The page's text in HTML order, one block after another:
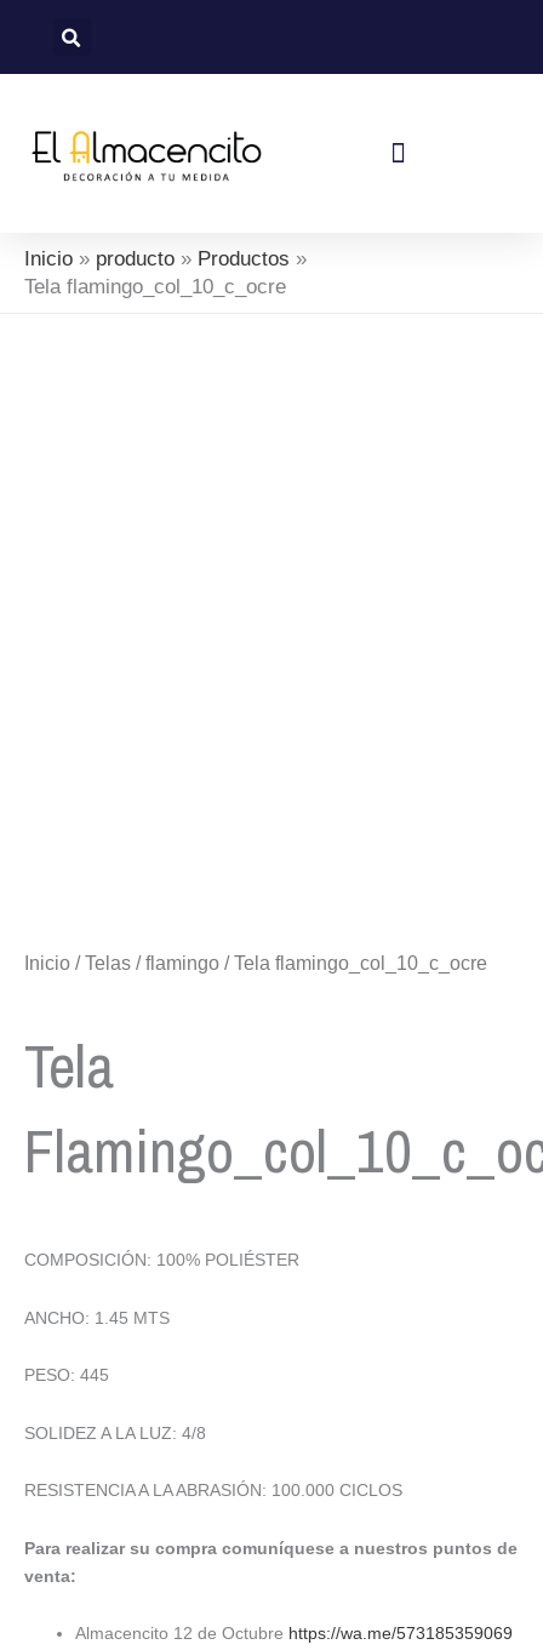
Inicio producto
Productos
Tela flamingo_col_10_c_ocre
Inicio /Telas /flamingo / Tela flamingo_col_10_c_ocre
Tela
COMPOSICIÓN: 100% POLIÉSTER
ANCHO: 1.45 MTS
PESO: 445
SOLIDEZ A LA LUZ: 4/8
RESISTENCIA A LA ABRASIÓN: 100.000 CICLOS
Para realizar su compra comuníquese a nuestros puntos de
venta:
Almacencito 12 de Octubre https://wa.me/573185359069